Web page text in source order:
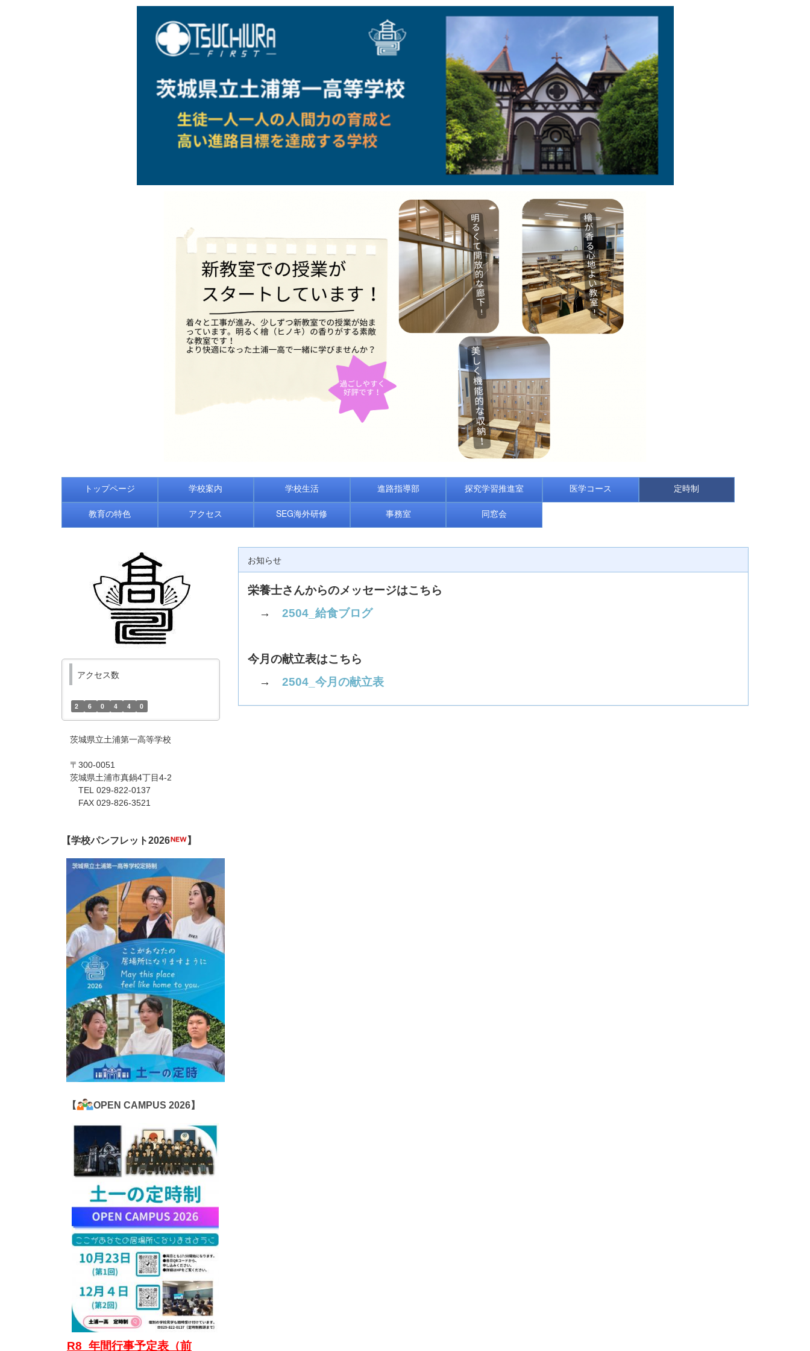
トップページ 学校案内 学校生活 進路指導部 探究学習推進室 医学コース 定時制
教育の特色 アクセス SEG海外研修 事務室 同窓会
お知らせ
栄養士さんからのメッセージはこちら
→ 2504_給食ブログ
今月の献立表はこちら
→ 2504_今月の献立表
アクセス数
2 6 0 4 4 0
茨城県立土浦第一高等学校
〒300-0051
茨城県土浦市真鍋4丁目4-2
TEL 029-822-0137
FAX 029-826-3521
【学校パンフレット2026 】
【 OPEN CAMPUS 2026】
R8_年間行事予定表（前